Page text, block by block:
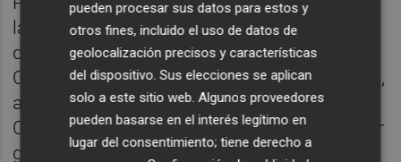
la Mesa Sanidad-Deportes con la asistencia
de la directora general de Salud Pública,
Ofelia Gimeno, y un técnico de Salud Pública,
así como de la secretaria autonómica de
Cultura y Deporte, Raquel Tamarit, el director
general de Deporte, Jose Miquel Moya, y la
pueden procesar sus datos para estos y
otros fines, incluido el uso de datos de
geolocalización precisos y características
del dispositivo. Sus elecciones se aplican
solo a este sitio web. Algunos proveedores
pueden basarse en el interés legítimo en
lugar del consentimiento; tiene derecho a